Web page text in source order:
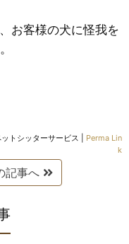
お客様の犬に怪我を
トシッターサービス
Perma Lin
k
記事へ